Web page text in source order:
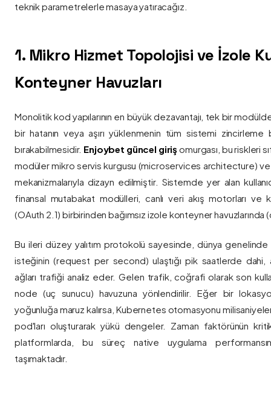
teknik parametrelerle masaya yatıracağız.
1. Mikro Hizmet Topolojisi ve İzole
Konteyner Havuzları
Monolitik kod yapılarının en büyük dezavantajı, tek bir
bir hatanın veya aşırı yüklenmenin tüm sistemi zincirleme
bırakabilmesidir. Enjoybet güncel giriş omurgası, bu riskleri
modüler mikro servis kurgusu (microservices architecture)
mekanizmalarıyla dizayn edilmiştir. Sistemde yer alan
finansal mutabakat modülleri, canlı veri akış motorları ve
(OAuth 2.1) birbirinden bağımsız izole konteyner havuzlarında
Bu ileri düzey yalıtım protokolü sayesinde, dünya genelinde
isteğinin (request per second) ulaştığı pik saatlerde dahi,
ağları trafiği analiz eder. Gelen trafik, coğrafi olarak son
node (uç sunucu) havuzuna yönlendirilir. Eğer bir
yoğunluğa maruz kalırsa, Kubernetes otomasyonu
pod'ları oluşturarak yükü dengeler. Zaman faktörünün
platformlarda, bu süreç native uygulama
taşımaktadır.